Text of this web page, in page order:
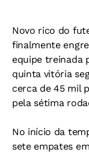
Novo rico do
finalmente
equipe treinada
quinta vitória
cerca de 45 mil
pela sétima
No início da
sete empates